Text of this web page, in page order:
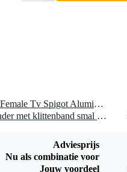
1 x Doughty T74500 M12 Female Tv Spigot Aluminium - Long S Eur
1 x Innox Snap 27 kabelbinder met klittenband smal zwart (10 stuks)
Adviesprijs
Nu als combinatie voor
Jouw voordeel